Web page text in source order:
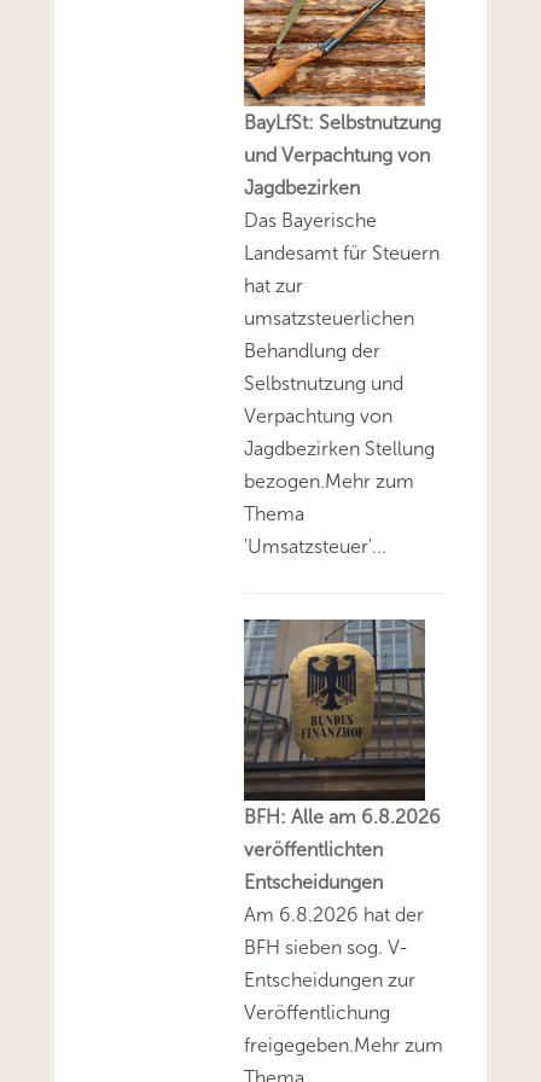
BayLfSt: Selbstnutzung
und Verpachtung von
Jagdbezirken
Das Bayerische
Landesamt für Steuern
hat zur
umsatzsteuerlichen
Behandlung der
Selbstnutzung und
Verpachtung von
Jagdbezirken Stellung
bezogen.Mehr zum
Thema
'Umsatzsteuer'...
BFH: Alle am 6.8.2026
veröffentlichten
Entscheidungen
Am 6.8.2026 hat der
BFH sieben sog. V-
Entscheidungen zur
Veröffentlichung
freigegeben.Mehr zum